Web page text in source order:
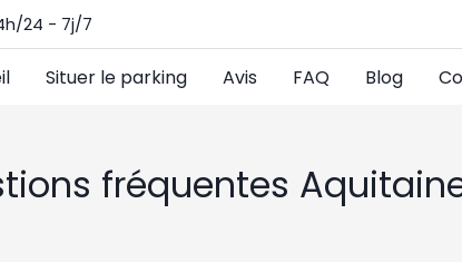
24 - 7j/7
Situer le parking Avis FAQ Blog
fréquentes